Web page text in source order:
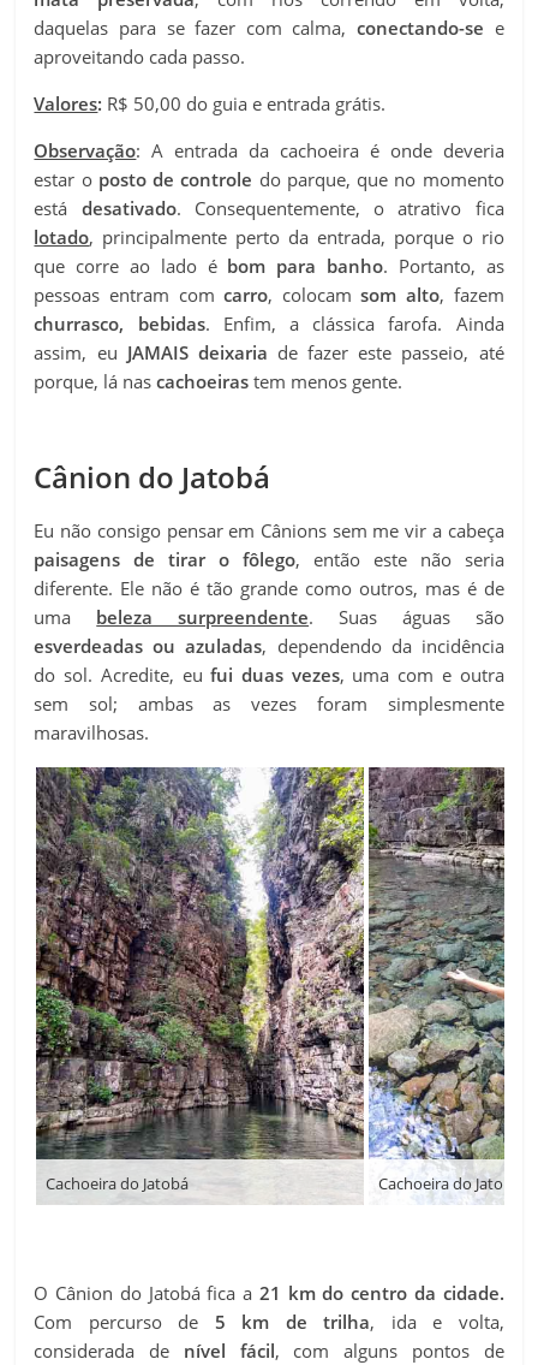
daquelas para se fazer com calma, conectando-se e
aproveitando cada passo.
Valores: R$ 50,00 do guia e entrada grátis.
Observação: A entrada da cachoeira é onde deveria
estar o posto de controle do parque, que no momento
está desativado. Consequentemente, o atrativo fica
lotado, principalmente perto da entrada, porque o rio
que corre ao lado é bom para banho. Portanto, as
pessoas entram comcarro, colocamsom alto, fazem
churrasco, bebidas. Enfim, a clássica farofa. Ainda
assim, eu JAMAIS deixaria de fazer este passeio, até
porque, lá nascachoeiras tem menos gente.
Cânion do Jatobá
Eu não consigo pensar em Cânions sem me vir a cabeça
paisagens de tirar o fôlego, então este não seria
diferente. Ele não é tão grande como outros, mas é de
uma beleza surpreendente. Suas águas são
esverdeadas ou azuladas, dependendo da incidência
do sol. Acredite, eu fui duas vezes, uma com e outra
sem sol; ambas as vezes foram simplesmente
maravilhosas.
Cachoeira do Jatobá Cachoeira do Jatobá:
O Cânion do Jatobá fica a 21 km do centro da cidade.
Com percurso de 5 km de trilha, ida e volta,
considerada de nível fácil, com alguns pontos de